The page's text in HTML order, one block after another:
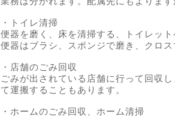
・トイレ清掃
便器を磨く、床を清掃する、トイレッ
便器はブラシ、スポンジで磨き、クロス
・店舗のごみ回収
ごみが出されている店舗に行って回収
て運搬することもあります。
・ホームのごみ回収、ホーム清掃